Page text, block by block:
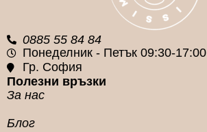
0885 55 84 84
Понеделник - Петък 09:30-17:00
Гр. София
Полезни връзки
За нас
Блог